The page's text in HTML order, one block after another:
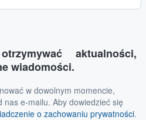
aktualności,
wiadomości.
w dowolnym momencie,
e-mailu. Aby dowiedzieć się
o zachowaniu prywatności.